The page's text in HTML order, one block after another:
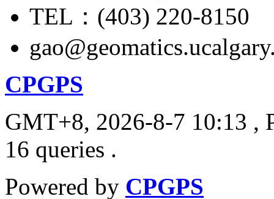
TEL：(403) 220-8150
CPGPS
GMT+8, 2026-8-7 10:13 ,
16 queries .
Powered by CPGPS